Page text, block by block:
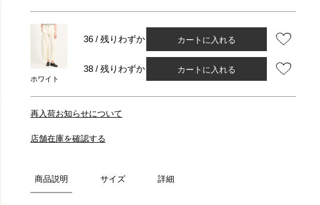
ホワイト
36 / 残りわずか カートに入れる
38 / 残りわずか カートに入れる
再入荷お知らせについて
店舗在庫を確認する
商品説明 サイズ 詳細